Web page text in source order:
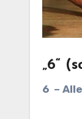
„6“
6 –